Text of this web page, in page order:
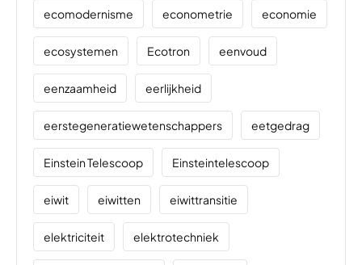
ecomodernisme econometrie economie
ecosystemen Ecotron eenvoud
eenzaamheid eerlijkheid
eerstegeneratiewetenschappers eetgedrag
Einstein Telescoop Einsteintelescoop
eiwit eiwitten eiwittransitie
elektriciteit elektrotechniek